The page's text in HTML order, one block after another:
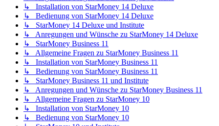
↳ Installation von StarMoney 14 Deluxe
↳ Bedienung von StarMoney 14 Deluxe
↳ StarMoney 14 Deluxe und Institute
↳ Anregungen und Wünsche zu StarMoney 14 Deluxe
↳ StarMoney Business 11
↳ Allgemeine Fragen zu StarMoney Business 11
↳ Installation von StarMoney Business 11
↳ Bedienung von StarMoney Business 11
↳ StarMoney Business 11 und Institute
↳ Anregungen und Wünsche zu StarMoney Business 11
↳ Allgemeine Fragen zu StarMoney 10
↳ Installation von StarMoney 10
↳ Bedienung von StarMoney 10